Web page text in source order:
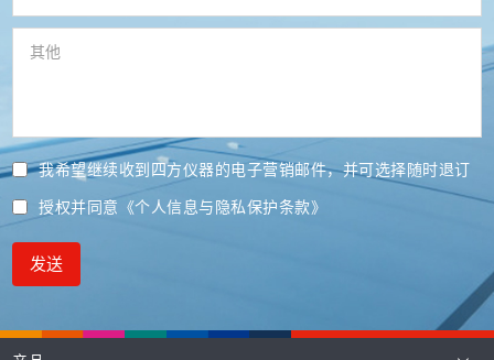
我希望继续收到四方仪器的电子营销邮件，并可选择随时退订
授权并同意 《个人信息与隐私保护条款》
发送